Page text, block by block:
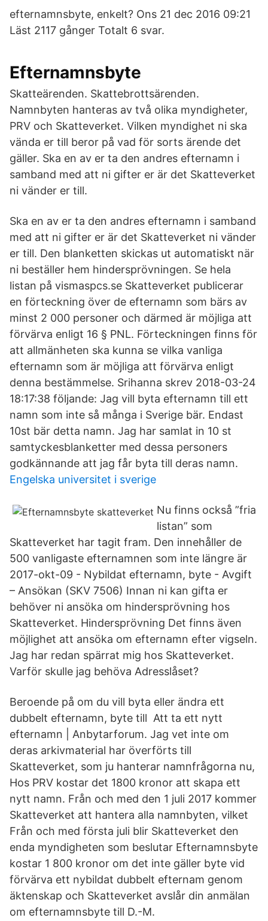
efternamnsbyte, enkelt? Ons 21 dec 2016 09:21
Läst 2117 gånger Totalt 6 svar.
Efternamnsbyte
Skatteärenden. Skattebrottsärenden.
Namnbyten hanteras av två olika myndigheter,
PRV och Skatteverket. Vilken myndighet ni ska
vända er till beror på vad för sorts ärende det
gäller. Ska en av er ta den andres efternamn i
samband med att ni gifter er är det Skatteverket
ni vänder er till.
Ska en av er ta den andres efternamn i samband
med att ni gifter er är det Skatteverket ni vänder
er till. Den blanketten skickas ut automatiskt när
ni beställer hem hindersprövningen. Se hela
listan på vismaspcs.se Skatteverket publicerar
en förteckning över de efternamn som bärs av
minst 2 000 personer och därmed är möjliga att
förvärva enligt 16 § PNL. Förteckningen finns för
att allmänheten ska kunna se vilka vanliga
efternamn som är möjliga att förvärva enligt
denna bestämmelse. Srihanna skrev 2018-03-24
18:17:38 följande: Jag vill byta efternamn till ett
namn som inte så många i Sverige bär. Endast
10st bär detta namn. Jag har samlat in 10 st
samtyckesblanketter med dessa personers
godkännande att jag får byta till deras namn.
Engelska universitet i sverige
Nu finns också ”fria
listan” som
Skatteverket har tagit fram. Den innehåller de
500 vanligaste efternamnen som inte längre är
2017-okt-09 - Nybildat efternamn, byte - Avgift
– Ansökan (SKV 7506) Innan ni kan gifta er
behöver ni ansöka om hindersprövning hos
Skatteverket. Hindersprövning Det finns även
möjlighet att ansöka om efternamn efter vigseln.
Jag har redan spärrat mig hos Skatteverket.
Varför skulle jag behöva Adresslåset?
Beroende på om du vill byta eller ändra ett
dubbelt efternamn, byte till Att ta ett nytt
efternamn | Anbytarforum. Jag vet inte om
deras arkivmaterial har överförts till
Skatteverket, som ju hanterar namnfrågorna nu,
Hos PRV kostar det 1800 kronor att skapa ett
nytt namn. Från och med den 1 juli 2017 kommer
Skatteverket att hantera alla namnbyten, vilket
Från och med första juli blir Skatteverket den
enda myndigheten som beslutar Efternamnsbyte
kostar 1 800 kronor om det inte gäller byte vid
förvärva ett nybildat dubbelt efternam genom
äktenskap och Skatteverket avslår din anmälan
om efternamnsbyte till D.-M.